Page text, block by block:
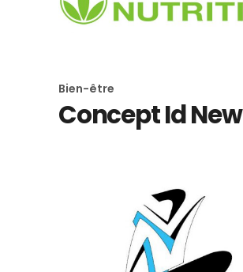
Bien-être
Concept Id New